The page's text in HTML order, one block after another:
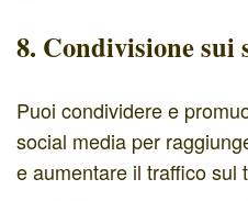
8. Condivisione sui
Puoi condividere e
social media per
e aumentare il traffico sul